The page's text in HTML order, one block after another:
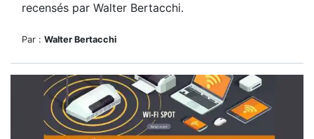
recensés par Walter Bertacchi.
Par : Walter Bertacchi